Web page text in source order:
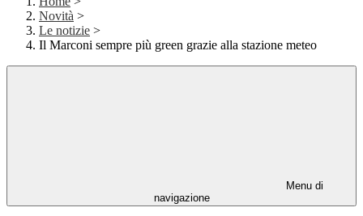
Novità >
Le notizie >
Il Marconi sempre più green grazie alla stazione meteo
Menu di
navigazione